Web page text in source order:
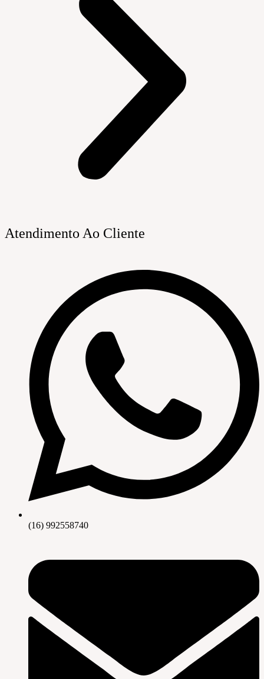
Atendimento Ao Cliente
(16) 992558740